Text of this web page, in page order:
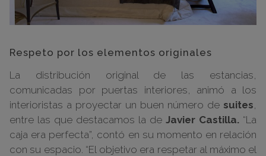
Respeto por los elementos originales
La distribución original de las estancias,
comunicadas por puertas interiores, animó a los
interioristas a proyectar un buen número de suites
entre las que destacamos la de Javier Castilla. “La
caja era perfecta”, contó en su momento en relación
con su espacio. “El objetivo era respetar al máximo el